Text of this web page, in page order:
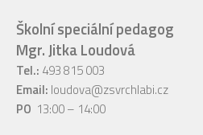
Školní speciální pedagog
Mgr. Jitka Loudová
Tel.: 493 815 003
Email: loudova@zsvrchlabi.cz
PO 13:00 – 14:00